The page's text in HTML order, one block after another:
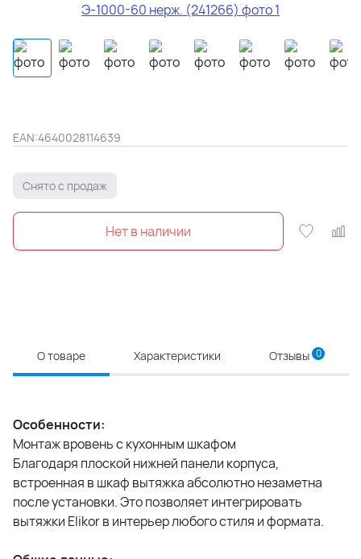
EAN:4640028114639
Снято с продаж
О товаре Характеристики Отзывы 0
Особенности:
Монтаж вровень с кухонным шкафом
Благодаря плоской нижней панели корпуса,
встроенная в шкаф вытяжка абсолютно незаметна
после установки. Это позволяет интегрировать
вытяжки Elikor в интерьер любого стиля и формата.